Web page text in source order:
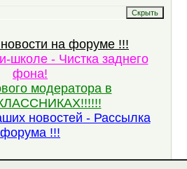
на форуме !!!
школе - Чистка заднего
фона!
модератора в
новостей - Рассылка
форума !!!